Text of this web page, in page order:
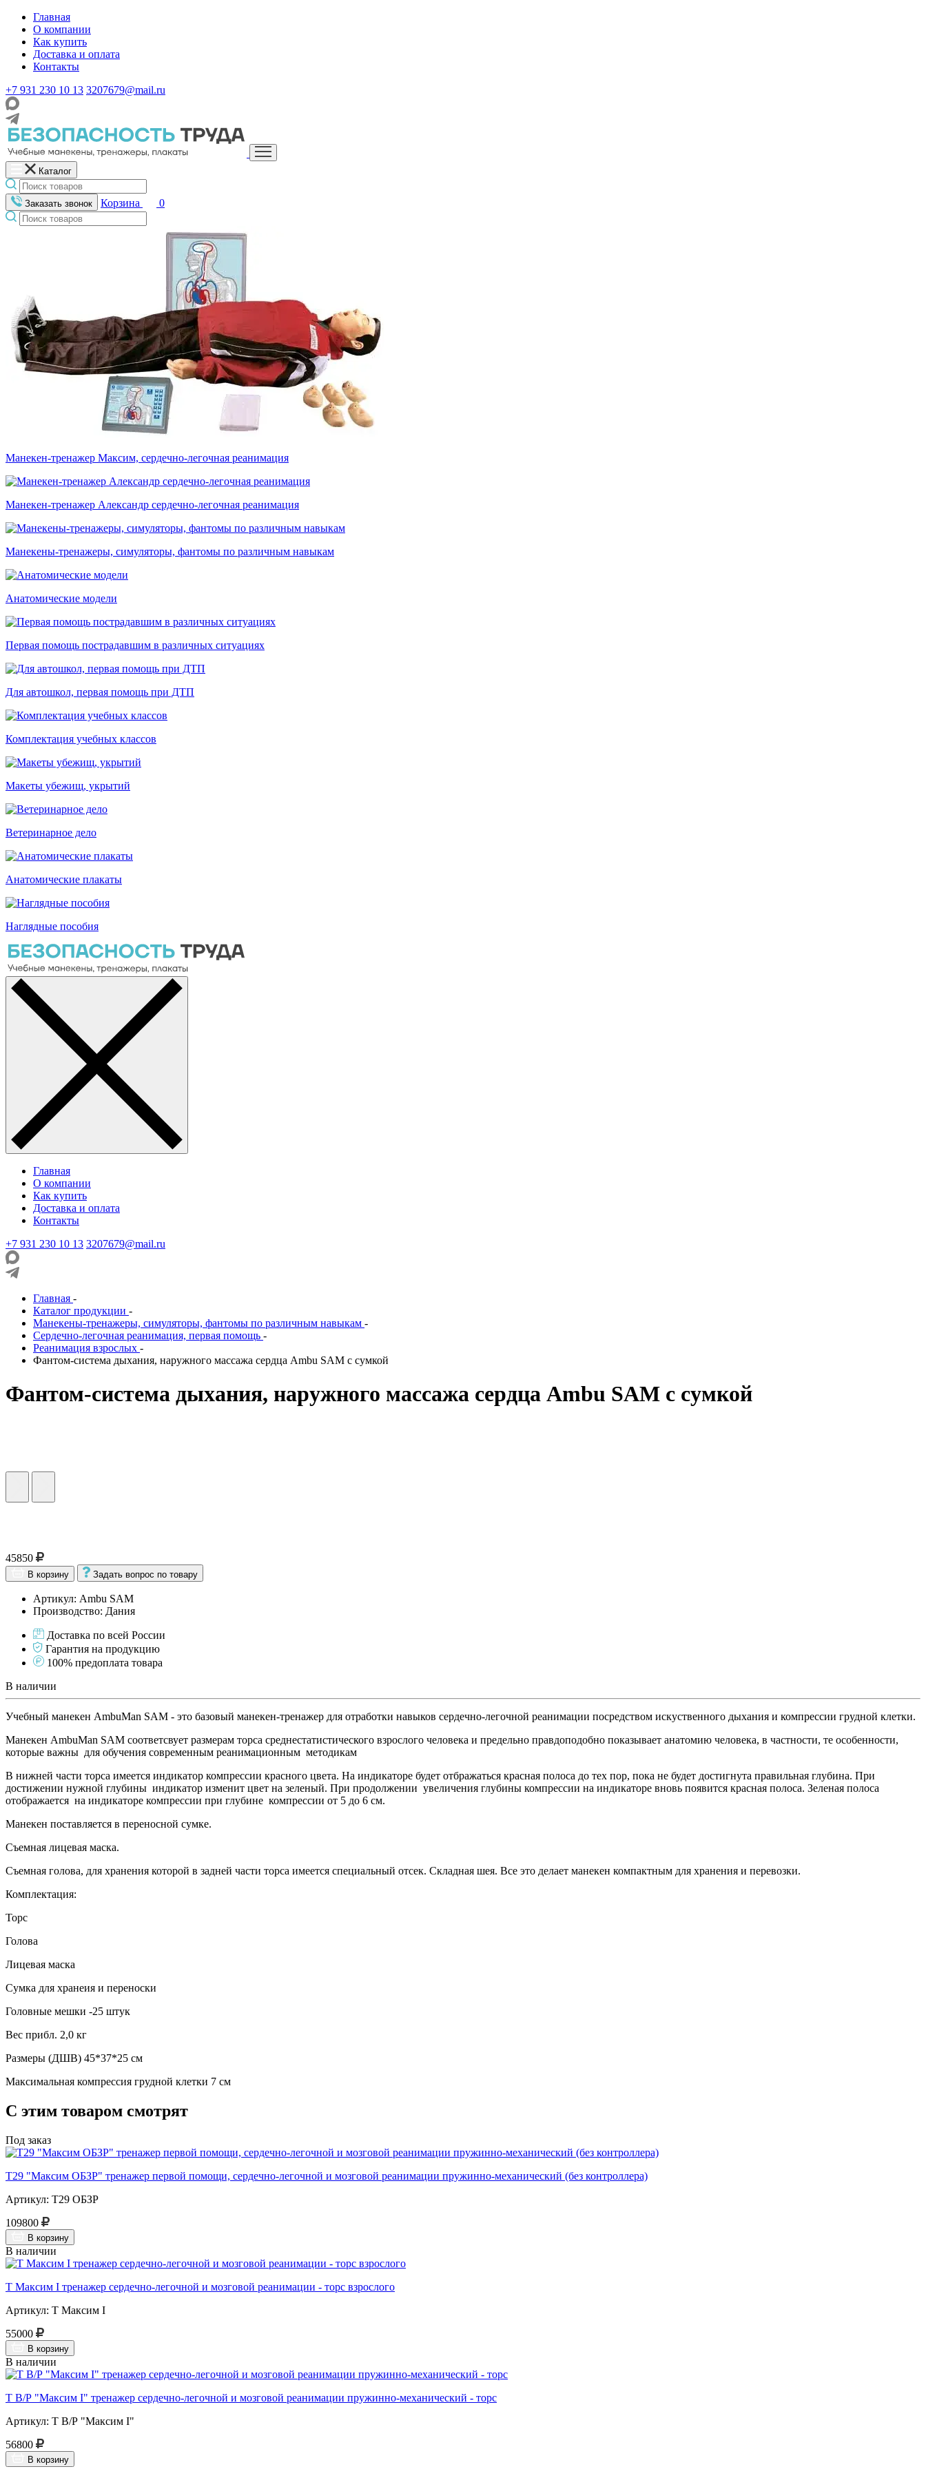
Главная
О компании
Как купить
Доставка и оплата
Контакты
+7 931 230 10 13 3207679@mail.ru
Каталог
Заказать звонок Корзина 0
Манекен-тренажер Максим, сердечно-легочная реанимация
Манекен-тренажер Александр сердечно-легочная реанимация
Манекены-тренажеры, симуляторы, фантомы по различным навыкам
Анатомические модели
Первая помощь пострадавшим в различных ситуациях
Для автошкол, первая помощь при ДТП
Комплектация учебных классов
Макеты убежищ, укрытий
Ветеринарное дело
Анатомические плакаты
Наглядные пособия
Главная
О компании
Как купить
Доставка и оплата
Контакты
+7 931 230 10 13 3207679@mail.ru
Главная -
Каталог продукции -
Манекены-тренажеры, симуляторы, фантомы по различным навыкам -
Сердечно-легочная реанимация, первая помощь -
Реанимация взрослых -
Фантом-система дыхания, наружного массажа сердца Ambu SAM с сумкой
Фантом-система дыхания, наружного массажа сердца Ambu SAM с сумкой
45850
В корзину Задать вопрос по товару
Артикул: Ambu SAM
Производство: Дания
Доставка по всей России
Гарантия на продукцию
100% предоплата товара
В наличии
Учебный манекен AmbuMan SAM - это базовый манекен-тренажер для отработки навыков сердечно-легочной реанимации посредством искуственного дыхания и компрессии грудной клетки.
Манекен AmbuMan SAM соответсвует размерам торса среднестатистического взрослого человека и предельно правдоподобно показывает анатомию человека, в частности, те особенности,
которые важны для обучения современным реанимационным методикам
В нижней части торса имеется индикатор компрессии красного цвета. На индикаторе будет отбражаться красная полоса до тех пор, пока не будет достигнута правильная глубина. При
достижении нужной глубины индикатор изменит цвет на зеленый. При продолжении увеличения глубины компрессии на индикаторе вновь появится красная полоса. Зеленая полоса
отображается на индикаторе компрессии при глубине компрессии от 5 до 6 см.
Манекен поставляется в переносной сумке.
Съемная лицевая маска.
Съемная голова, для хранения которой в задней части торса имеется специальный отсек. Складная шея. Все это делает манекен компактным для хранения и перевозки.
Комплектация:
Торс
Голова
Лицевая маска
Сумка для хранеия и переноски
Головные мешки -25 штук
Вес прибл. 2,0 кг
Размеры (ДШВ) 45*37*25 см
Максимальная компрессия грудной клетки 7 см
С этим товаром смотрят
Под заказ
Т29 "Максим ОБЗР" тренажер первой помощи, сердечно-легочной и мозговой реанимации пружинно-механический (без контроллера)
Артикул: Т29 ОБЗР
109800
В корзину
В наличии
Т Максим I тренажер сердечно-легочной и мозговой реанимации - торс взрослого
Артикул: Т Максим I
55000
В корзину
В наличии
Т В/Р "Максим I" тренажер сердечно-легочной и мозговой реанимации пружинно-механический - торс
Артикул: Т В/Р "Максим I"
56800
В корзину